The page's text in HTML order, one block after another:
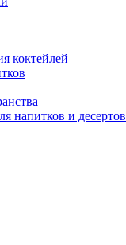
коктейлей
напитков и десертов